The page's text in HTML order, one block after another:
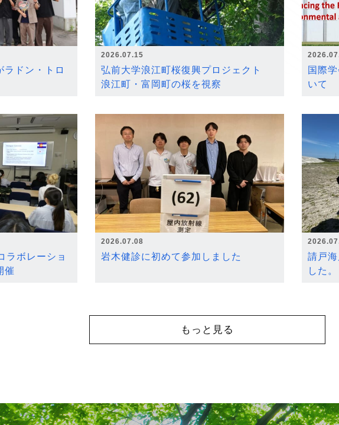
ラドン・トロ
2026.07.15
弘前大学浪江町桜復興プロジェクト
浪江町・富岡町の桜を視察
国際
いて
ラボレーショ
催
2026.07.08
岩木健診に初めて参加しました
請戸
した。
もっと見る